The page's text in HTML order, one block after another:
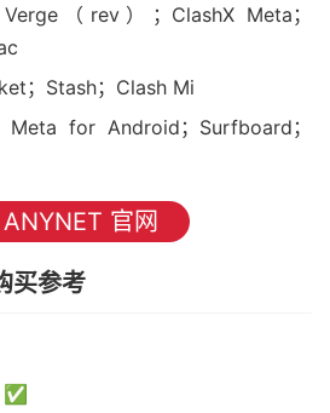
（rev）；ClashX Meta；
；Stash；Clash Mi
for Android；Surfboard；
ANYNET 官网
买参考
✅